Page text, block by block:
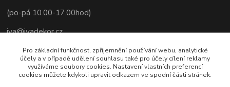
(po-pá 10.00-17.00hod)
iva@ivadekor.cz
Pro základní funkčnost, zpříjemnění používání webu, analytické
účely a v případě udělení souhlasu také pro účely cílení reklamy
využíváme soubory cookies. Nastavení vlastních preferencí
cookies můžete kdykoli upravit odkazem ve spodní části stránek.